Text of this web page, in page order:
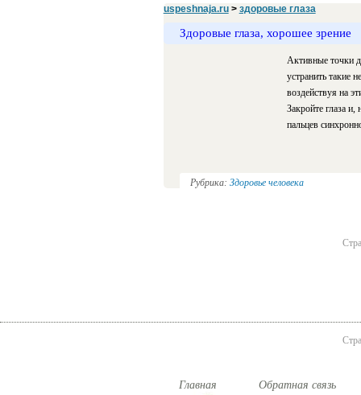
uspeshnaja.ru> здоровые глаза
Здоровые глаза, хорошее зрение
Активные точки
устранить такие
воздействуя на
Закройте глаза
пальцев
Рубрика: Здоровье человека
Главная Обратная связь